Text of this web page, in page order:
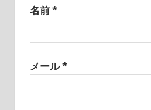
名前*
メール*